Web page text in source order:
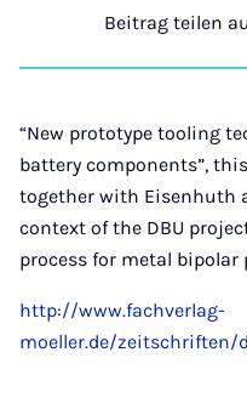
Beitrag teilen
“New prototype tooling
battery components”,
together with Eisenhuth
context of the DBU
process for metal bipolar
http://www.fachverlag-
moeller.de/zeitschriften/